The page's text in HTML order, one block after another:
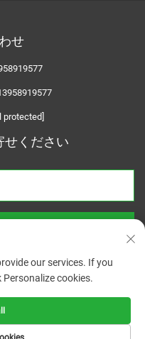
せ
protected]
せください
our services. If you
cookies.